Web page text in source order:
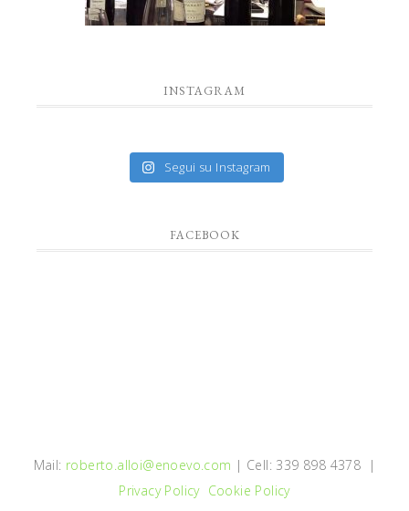
INSTAGRAM
Segui su Instagram
FACEBOOK
Mail: roberto.alloi@enoevo.com | Cell: 339 898 4378 |
Privacy Policy Cookie Policy